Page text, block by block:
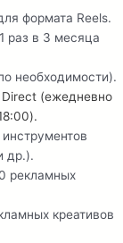
формата Reels.
раз в 3 месяца
необходимости).
(ежедневно
др.).
рекламных
креативов